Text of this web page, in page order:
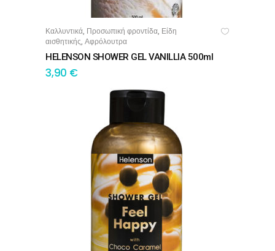
ΠΡΟΣΘΉΚΗ ΣΤΟ ΚΑΛΆΘΙ
Καλλυντικά, Προσωπική φροντίδα, Είδη
αισθητικής, Αφρόλουτρα
HELENSON SHOWER GEL VANILLIA 500ml
3,90 €